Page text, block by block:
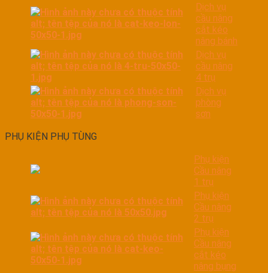
Dịch vụ
cầu nâng
cắt kéo
nâng bánh
Dịch vụ
cầu nâng
4 trụ
Dịch vụ
phòng
sơn
PHỤ KIỆN PHỤ TÙNG
Phụ kiện
Cầu nâng
1 trụ
Phụ kiện
Cầu nâng
2 trụ
Phụ kiện
Cầu nâng
cắt kéo
nâng bụng